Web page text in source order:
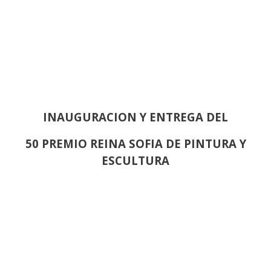
INAUGURACION Y ENTREGA DEL
50 PREMIO REINA SOFIA DE PINTURA Y
ESCULTURA